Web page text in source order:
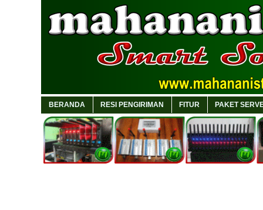
BERANDA RESI PENGIRIMAN FITUR PAKET